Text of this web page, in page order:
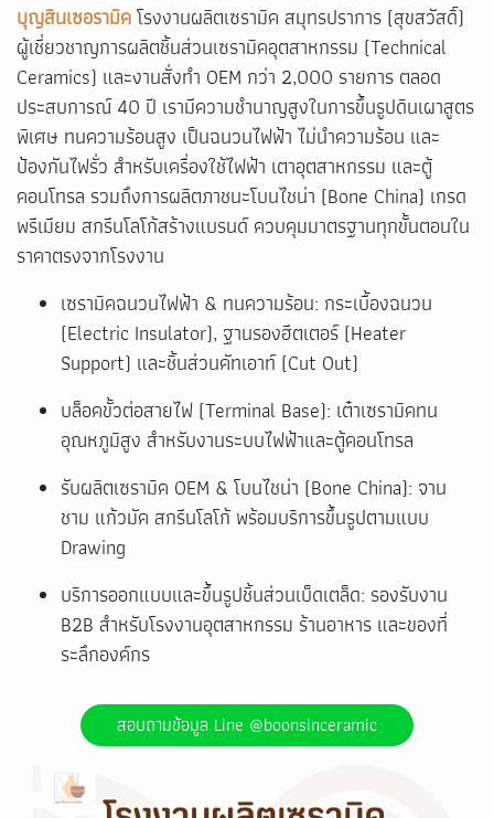
บุญสินเซอรามิคโรงงานผลิตเซรามิค สมุทรปราการ (สุขสวัสดิ์)
ผู้เชี่ยวชาญการผลิตชิ้นส่วนเซรามิคอุตสาหกรรม (Technical
Ceramics) และงานสั่งทำ OEM กว่า 2,000 รายการ ตลอด
ประสบการณ์ 40 ปี เรามีความชำนาญสูงในการขึ้นรูปดินเผาสูตร
พิเศษ ทนความร้อนสูง เป็นฉนวนไฟฟ้า ไม่นำความร้อน และ
ป้องกันไฟรั่ว สำหรับเครื่องใช้ไฟฟ้า เตาอุตสาหกรรม และตู้
คอนโทรล รวมถึงการผลิตภาชนะโบนไชน่า (Bone China) เกรด
พรีเมียม สกรีนโลโก้สร้างแบรนด์ ควบคุมมาตรฐานทุกขั้นตอนใน
ราคาตรงจากโรงงาน
เซรามิคฉนวนไฟฟ้า & ทนความร้อน: กระเบื้องฉนวน
(Electric Insulator), ฐานรองฮีตเตอร์ (Heater
Support) และชิ้นส่วนคัทเอาท์ (Cut Out)
บล็อคขั้วต่อสายไฟ (Terminal Base): เต๋าเซรามิคทน
อุณหภูมิสูง สำหรับงานระบบไฟฟ้าและตู้คอนโทรล
รับผลิตเซรามิค OEM & โบนไชน่า (Bone China): จาน
ชาม แก้วมัค สกรีนโลโก้ พร้อมบริการขึ้นรูปตามแบบ
Drawing
บริการออกแบบและขึ้นรูปชิ้นส่วนเบ็ดเตล็ด: รองรับงาน
B2B สำหรับโรงงานอุตสาหกรรม ร้านอาหาร และของที่
ระลึกองค์กร
สอบถามข้อมูล Line @boonsinceramic